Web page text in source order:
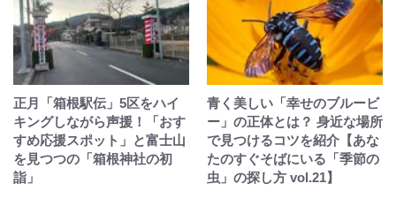
正月「箱根駅伝」5区をハイ
キングしながら声援！「おす
すめ応援スポット」と富士山
を見つつの「箱根神社の初
詣」
青く美しい「幸せのブルービ
ー」の正体とは？ 身近な場所
で見つけるコツを紹介【あな
たのすぐそばにいる「季節の
虫」の探し方 vol.21】